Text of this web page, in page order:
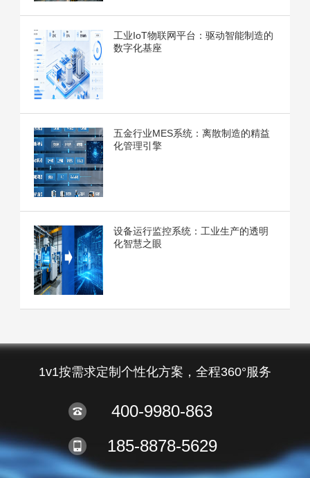
工业IoT物联网平台：驱动智能制造的
数字化基座
五金行业MES系统：离散制造的精益
化管理引擎
设备运行监控系统：工业生产的透明
化智慧之眼
1v1按需求定制个性化方案，全程360°服务
400-9980-863
185-8878-5629